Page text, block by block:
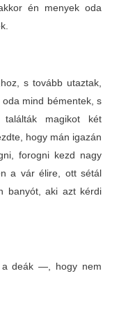
én menyek oda
s tovább utaztak,
mind bémentek, s
magikot két
hogy mán igazán
forogni kezd nagy
a vár élire, ott sétál
banyót, aki azt kérdi
deák —, hogy nem